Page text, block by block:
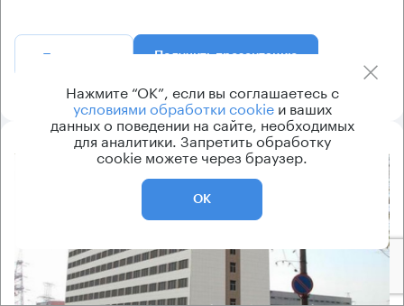
Позвонить Получить презентацию
Нажмите “ОК”, если вы соглашаетесь с
условиями обработки cookieи ваших
данных о поведении на сайте, необходимых
для аналитики. Запретить обработку
cookie можете через браузер.
ОК